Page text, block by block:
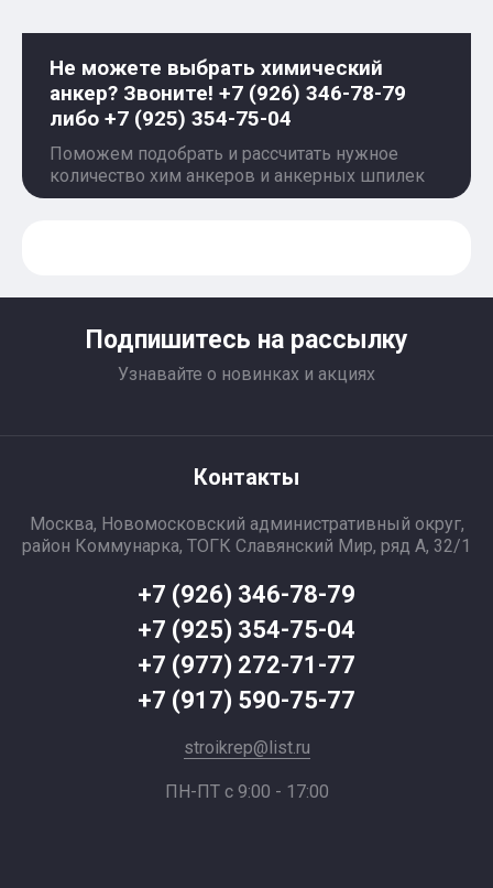
Не можете выбрать химический
анкер? Звоните! +7 (926) 346-78-79
либо +7 (925) 354-75-04
Поможем подобрать и рассчитать нужное
количество хим анкеров и анкерных шпилек
Подпишитесь на рассылку
Узнавайте о новинках и акциях
Контакты
Москва, Новомосковский административный округ,
район Коммунарка, ТОГК Славянский Мир, ряд А, 32/1
+7 (926) 346-78-79
+7 (925) 354-75-04
+7 (977) 272-71-77
+7 (917) 590-75-77
stroikrep@list.ru
ПН-ПТ с 9:00 - 17:00